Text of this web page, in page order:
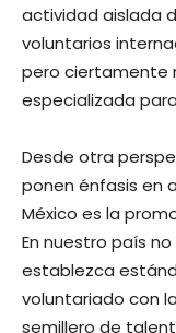
actividad aislada
voluntarios
pero ciertamente
especializada
Desde otra
ponen énfasis en
México es la
En nuestro país
establezca
voluntariado con
semillero de